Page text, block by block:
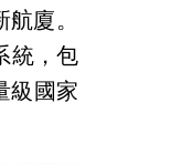
廈。
統，包
級國家